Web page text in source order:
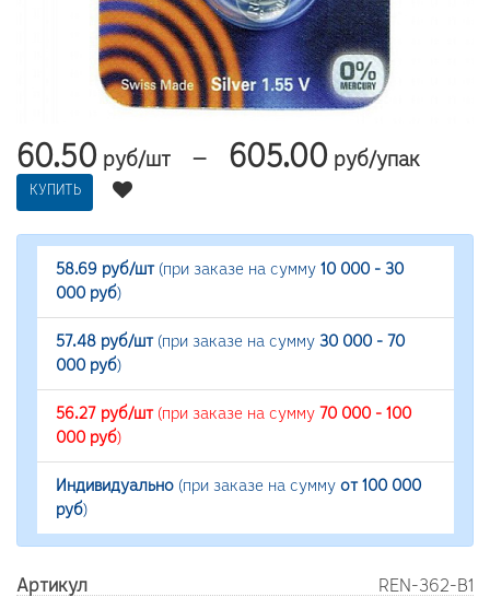
60.50 руб/шт — 605.00 руб/упак
КУПИТЬ
58.69 руб/шт(при заказе на сумму 10 000 - 30
000 руб)
57.48 руб/шт(при заказе на сумму 30 000 - 70
000 руб)
56.27 руб/шт(при заказе на сумму 70 000 - 100
000 руб)
Индивидуально (при заказе на сумму от 100 000
руб)
Артикул
REN-362-B1